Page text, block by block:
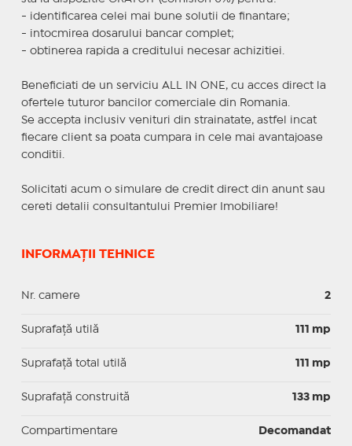
- identificarea celei mai bune solutii de finantare;
- intocmirea dosarului bancar complet;
- obtinerea rapida a creditului necesar achizitiei.
Beneficiati de un serviciu ALL IN ONE, cu acces direct la
ofertele tuturor bancilor comerciale din Romania.
Se accepta inclusiv venituri din strainatate, astfel incat
fiecare client sa poata cumpara in cele mai avantajoase
conditii.
Solicitati acum o simulare de credit direct din anunt sau
cereti detalii consultantului Premier Imobiliare!
INFORMAȚII TEHNICE
Nr. camere 2
Suprafaţă utilă 111 mp
Suprafaţă total utilă 111 mp
Suprafaţă construită 133 mp
Compartimentare Decomandat